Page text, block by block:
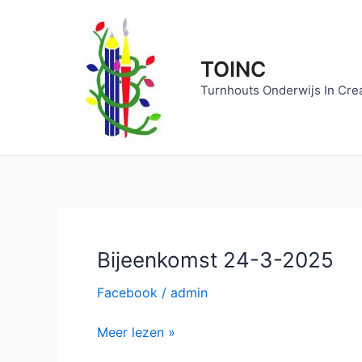
TOINC
Turnhouts Onderwijs In
Bijeenkomst 24-3-2025
Facebook / admin
Bijeenkomst
Meer lezen »